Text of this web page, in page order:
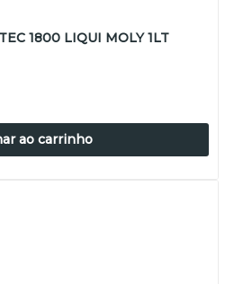
1800 LIQUI MOLY 1LT
ao carrinho